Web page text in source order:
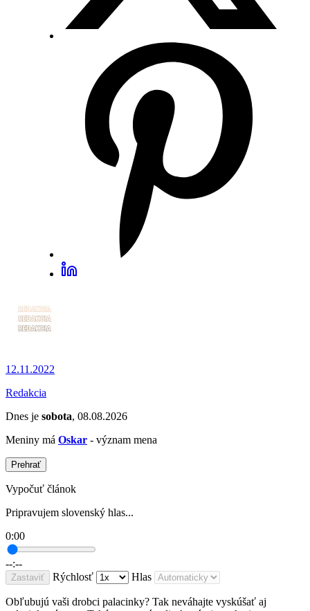
12.11.2022
Redakcia
Dnes je sobota, 08.08.2026
Meniny má Oskar - význam mena
Prehrať
Vypočuť článok
Pripravujem slovenský hlas...
0:00
--:--
Zastaviť Rýchlosť Hlas
Obľubujú vaši drobci palacinky? Tak neváhajte vyskúšať aj